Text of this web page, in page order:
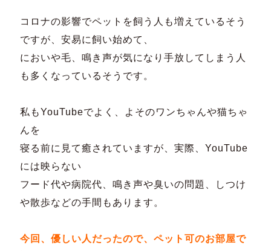
コロナの影響でペットを飼う人も増えているそう
ですが、安易に飼い始めて、
においや毛、鳴き声が気になり手放してしまう人
も多くなっているそうです。
私もYouTubeでよく、よそのワンちゃんや猫ちゃ
んを
寝る前に見て癒されていますが、実際、YouTube
には映らない
フード代や病院代、鳴き声や臭いの問題、しつけ
や散歩などの手間もあります。
今回、優しい人だったので、ペット可のお部屋で